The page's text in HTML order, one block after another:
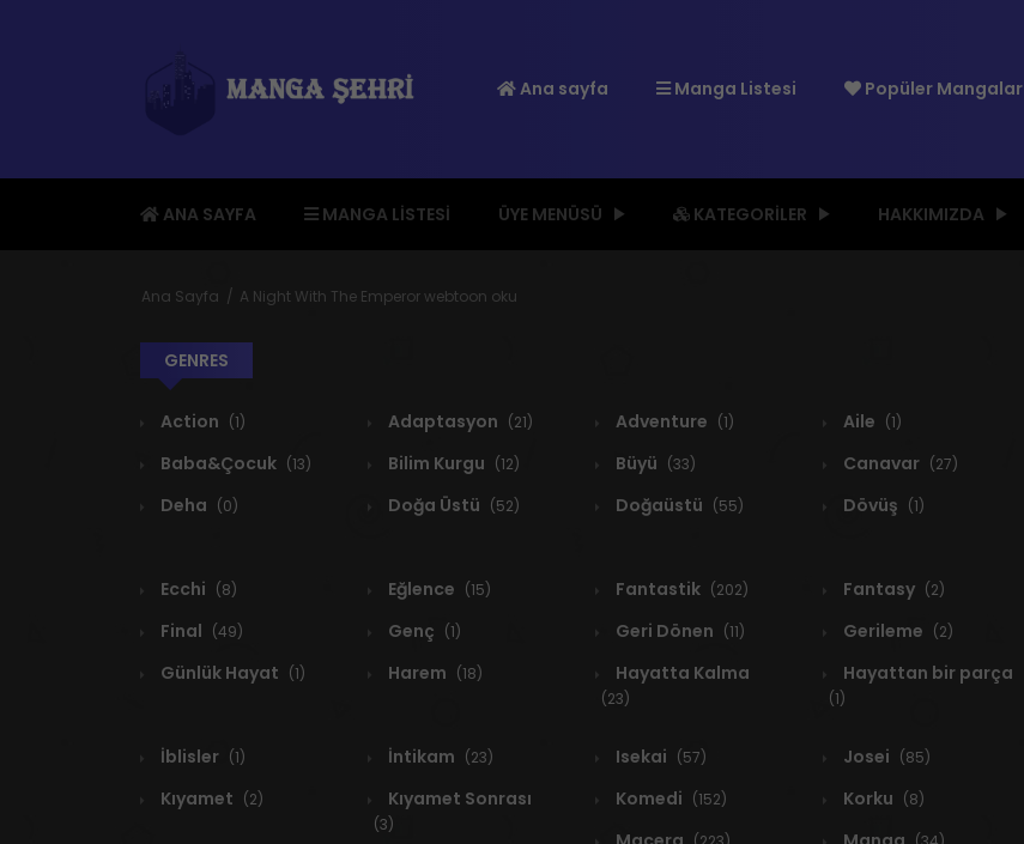
Ana sayfa Manga Listesi Popüler Mangalar
ANA SAYFA MANGA LISTESI ÜYE MENÜSÜ KATEGORILER HAKKIMIZDA
Ana Sayfa A Night With The Emperor webtoon oku
GENRES
Action (1) Adaptasyon (21) Adventure (1) Aile (1)
Baba&Çocuk (13) Bilim Kurgu (12) Büyü (33) Canavar (27)
Deha (0) Doğa Üstü (52) Doğaüstü (55) Dövüş (1)
Ecchi (8) Eğlence (15) Fantastik (202) Fantasy (2)
Final (49) Genç (1) Geri Dönen (11) Gerileme (2)
Günlük Hayat (1) Harem (18) Hayatta Kalma
(23)
Hayattan bir parça
(1)
İblisler (1) İntikam (23) Isekai (57) Josei (85)
Kıyamet (2) Kıyamet Sonrası
(3)
Komedi (152) Korku (8)